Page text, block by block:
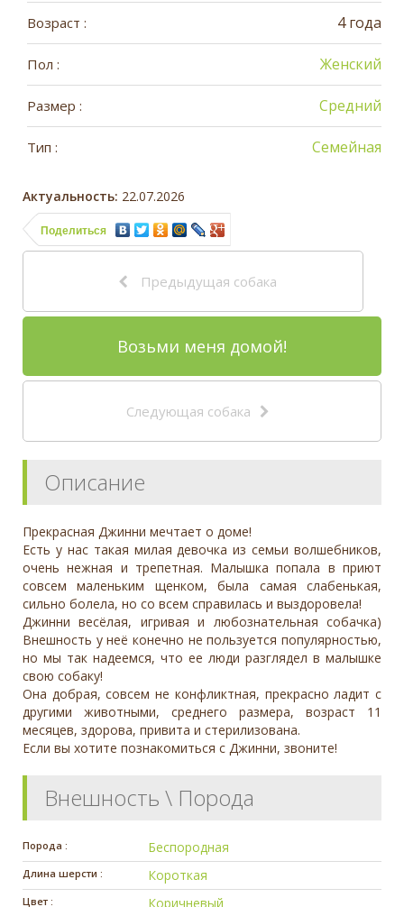
Возраст : 4 года
Пол : Женский
Размер : Средний
Тип : Семейная
Актуальность: 22.07.2026
Поделиться
Предыдущая собака
Возьми меня домой!
Следующая собака
Описание
Прекрасная Джинни мечтает о доме!
Есть у нас такая милая девочка из семьи волшебников,
очень нежная и трепетная. Малышка попала в приют
совсем маленьким щенком, была самая слабенькая,
сильно болела, но со всем справилась и выздоровела!
Джинни весёлая, игривая и любознательная собачка)
Внешность у неё конечно не пользуется популярностью,
но мы так надеемся, что ее люди разглядел в малышке
свою собаку!
Она добрая, совсем не конфликтная, прекрасно ладит с
другими животными, среднего размера, возраст 11
месяцев, здорова, привита и стерилизована.
Если вы хотите познакомиться с Джинни, звоните!
Внешность \ Порода
Порода : Беспородная
Длина шерсти : Короткая
Цвет : Коричневый